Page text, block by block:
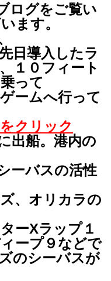
ログをご覧い
ます。
日導入したラ
１０フィート
って
ームへ行って
クリック
出船。港内の
ーバスの活性
、オリカラの
ーXラップ１
ープ９などで
のシーバスが